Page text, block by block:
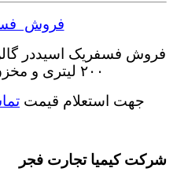
فروش
۲۰۰ لیتری و مخزن های ۱۰۰۰ لیتری
جهت استعلام قیمت
شرکت کیمیا تجارت فجر